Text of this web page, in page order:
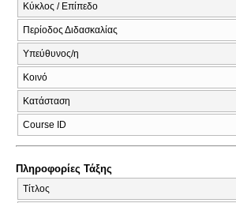
Κύκλος / Επίπεδο
Περίοδος Διδασκαλίας
Υπεύθυνος/η
Κοινό
Κατάσταση
Course ID
Πληροφορίες Τάξης
Τίτλος